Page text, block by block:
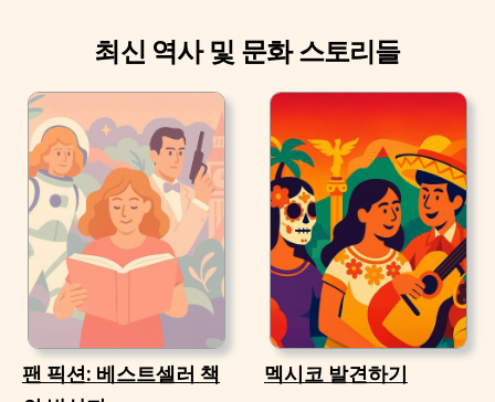
최신 역사 및 문화 스토리들
팬 픽션: 베스트셀러 책
멕시코 발견하기